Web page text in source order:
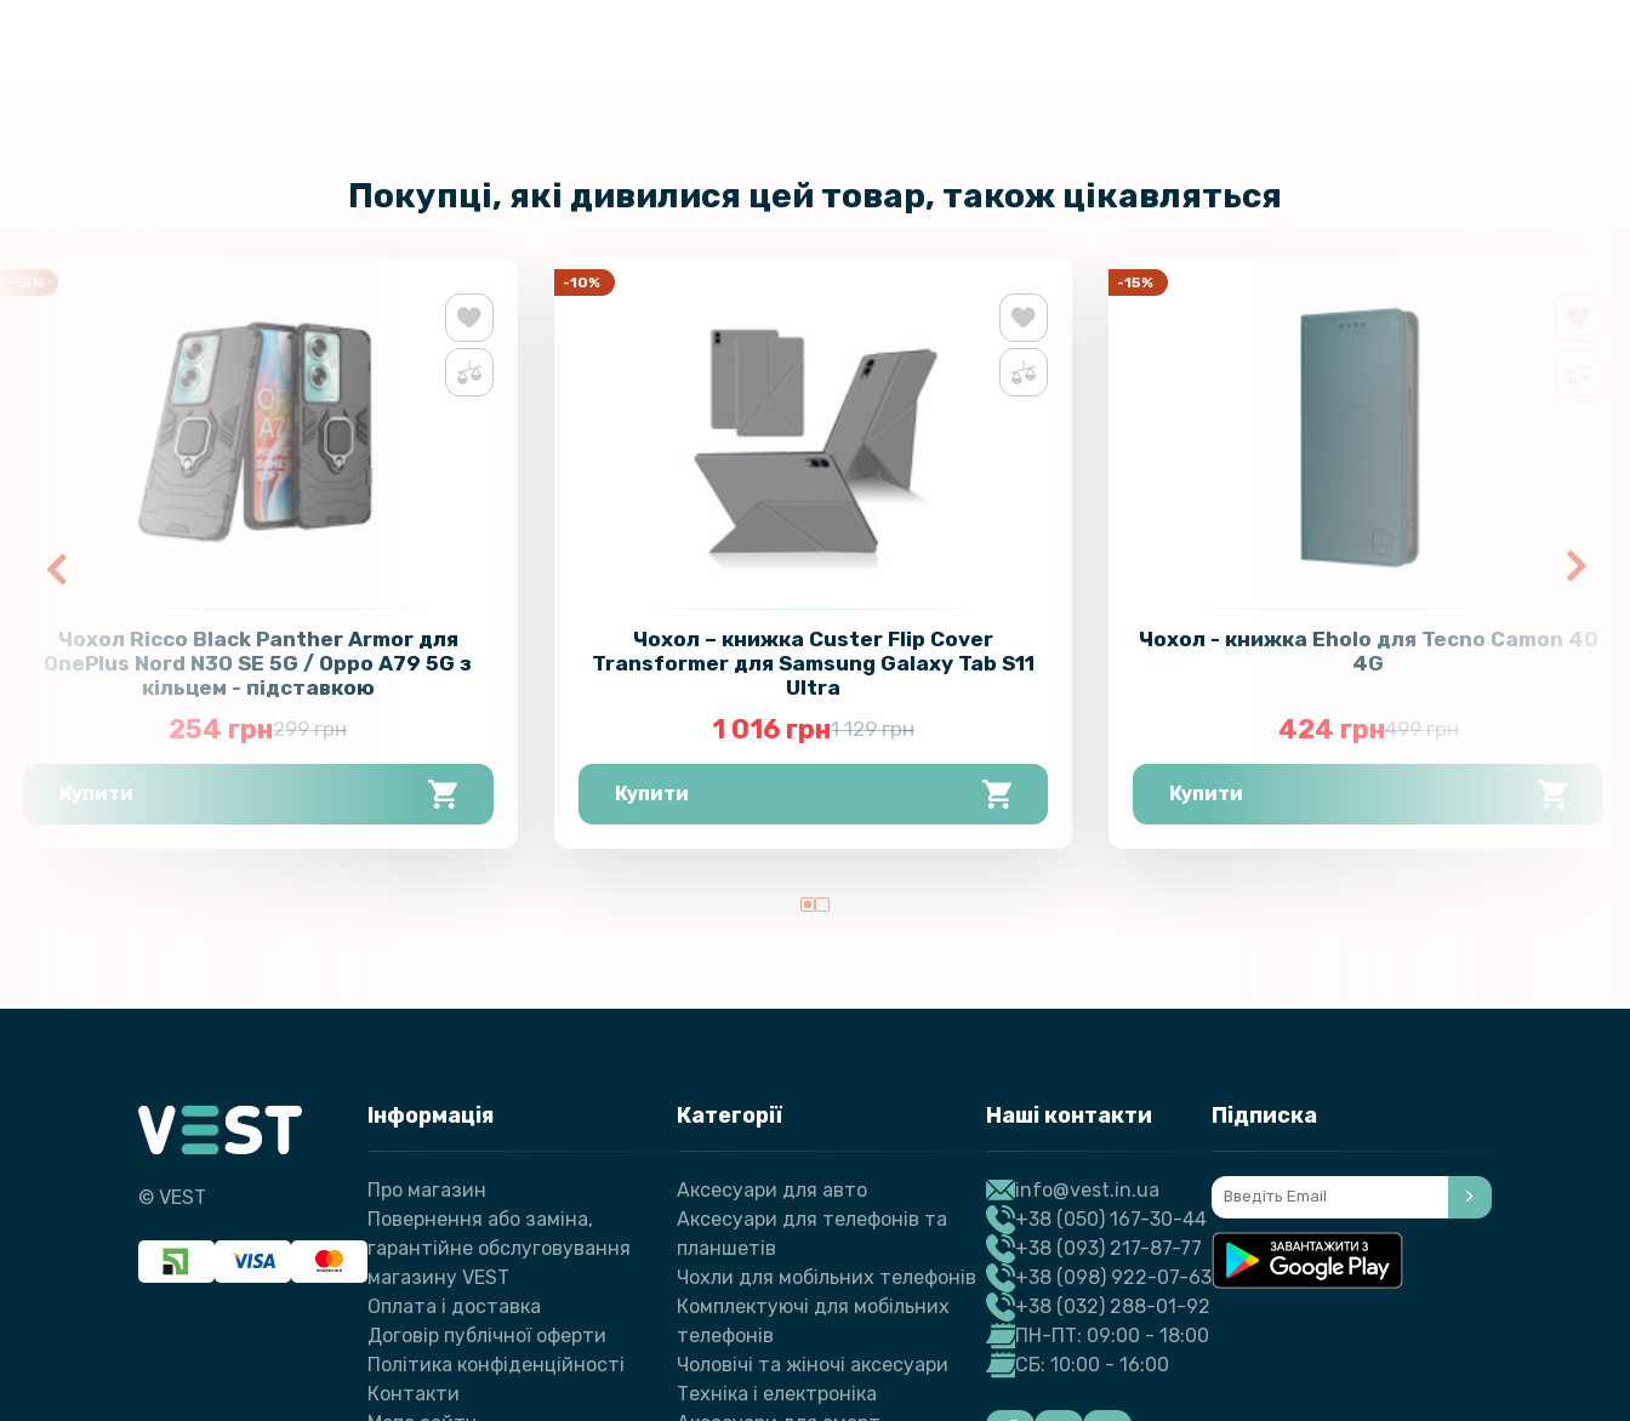
Покупці, які дивилися цей товар, також цікавляться
-15%
Чохол Ricco Black Panther Armor для
OnePlus Nord N30 SE 5G / Oppo A79 5G з
кільцем - підставкою
254 грн299 грн
Купити
-10%
Чохол – книжка Custer Flip Cover
Transformer для Samsung Galaxy Tab S11
Ultra
1 016 грн1 129 грн
Купити
-15%
Чохол - книжка Eholo для Tecno Camon 40
4G
424 грн499 грн
Купити
© VEST
Інформація
Про магазин
Повернення або заміна,
гарантійне обслуговування
магазину VEST
Оплата і доставка
Договір публічної оферти
Політика конфіденційності
Контакти
Категорії
Аксесуари для авто
Аксесуари для телефонів та
планшетів
Чохли для мобільних телефонів
Комплектуючі для мобільних
телефонів
Чоловічі та жіночі аксесуари
Техніка і електроніка
Наші контакти
info@vest.in.ua
+38 (050) 167-30-44
+38 (093) 217-87-77
+38 (098) 922-07-63
+38 (032) 288-01-92
ПН-ПТ: 09:00 - 18:00
СБ: 10:00 - 16:00
Підписка